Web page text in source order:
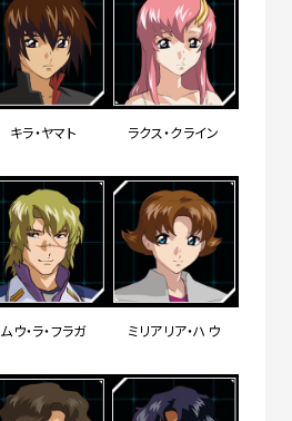
キラ・ヤマト ラクス・クライン
ムウ・ラ・フラガ ミリアリア・ハウ